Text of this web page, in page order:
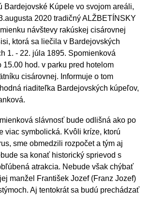
Bardejovské Kúpele vo svojom areáli,
2020 tradičný ALŽBETÍNSKY
návštevy rakúskej cisárovnej
ktorá sa liečila v Bardejovských
1. - 22. júla 1895. Spomienková
hod. v parku pred hotelom
cisárovnej. Informuje o tom
riaditeľka Bardejovských kúpeľov,
slávnosť bude odlišná ako po
viac symbolická. Kvôli kríze, ktorú
sme obmedzili rozpočet a tým aj
sa konať historický sprievod s
atrakcia. Nebude však chýbať
manžel František Jozef (Franz Jozef)
Aj tentokrát sa budú prechádzať